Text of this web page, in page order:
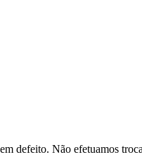
defeito. Não efetuamos